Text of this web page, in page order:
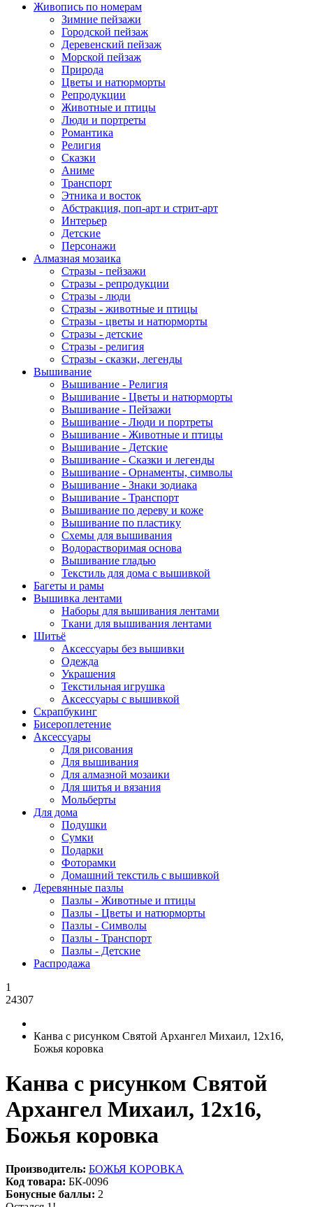
Живопись по номерам
Зимние пейзажи
Городской пейзаж
Деревенский пейзаж
Морской пейзаж
Природа
Цветы и натюрморты
Репродукции
Животные и птицы
Люди и портреты
Романтика
Религия
Сказки
Аниме
Транспорт
Этника и восток
Абстракция, поп-арт и стрит-арт
Интерьер
Детские
Персонажи
Алмазная мозаика
Стразы - пейзажи
Стразы - репродукции
Стразы - люди
Стразы - животные и птицы
Стразы - цветы и натюрморты
Стразы - детские
Стразы - религия
Стразы - сказки, легенды
Вышивание
Вышивание - Религия
Вышивание - Цветы и натюрморты
Вышивание - Пейзажи
Вышивание - Люди и портреты
Вышивание - Животные и птицы
Вышивание - Детские
Вышивание - Сказки и легенды
Вышивание - Орнаменты, символы
Вышивание - Знаки зодиака
Вышивание - Транспорт
Вышивание по дереву и коже
Вышивание по пластику
Схемы для вышивания
Водорастворимая основа
Вышивание гладью
Текстиль для дома с вышивкой
Багеты и рамы
Вышивка лентами
Наборы для вышивания лентами
Ткани для вышивания лентами
Шитьё
Аксессуары без вышивки
Одежда
Украшения
Текстильная игрушка
Аксессуары с вышивкой
Скрапбукинг
Бисероплетение
Аксессуары
Для рисования
Для вышивания
Для алмазной мозаики
Для шитья и вязания
Мольберты
Для дома
Подушки
Сумки
Подарки
Фоторамки
Домашний текстиль с вышивкой
Деревянные пазлы
Пазлы - Животные и птицы
Пазлы - Цветы и натюрморты
Пазлы - Символы
Пазлы - Транспорт
Пазлы - Детские
Распродажа
1
24307
Канва с рисунком Святой Архангел Михаил, 12x16,
Божья коровка
Канва с рисунком Святой
Архангел Михаил, 12x16,
Божья коровка
Производитель: БОЖЬЯ КОРОВКА
Код товара: БК-0096
Бонусные баллы: 2